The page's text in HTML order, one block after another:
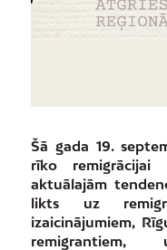
Šā gada 19.
rīko
aktuālajām
likts uz
izaicinājumiem,
remigrantiem,